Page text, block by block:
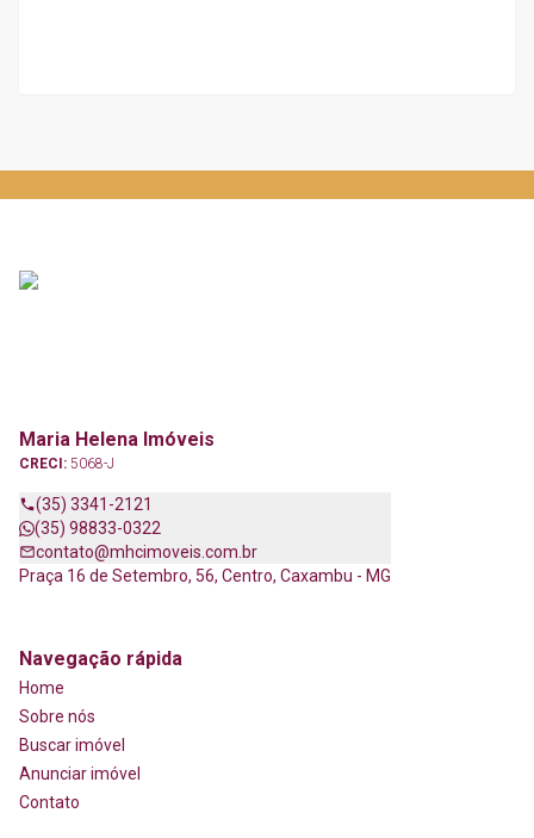
Maria Helena Imóveis
CRECI: 5068-J
(35) 3341-2121
(35) 98833-0322
contato@mhcimoveis.com.br
Praça 16 de Setembro, 56, Centro, Caxambu - MG
Navegação rápida
Home
Sobre nós
Buscar imóvel
Anunciar imóvel
Contato